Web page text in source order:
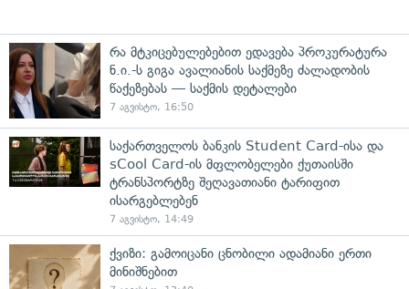
რა მტკიცებულებებით ედავება პროკურატურა
ნ.ი.-ს გიგა ავალიანის საქმეზე ძალადობის
წაქეზებას — საქმის დეტალები
7 აგვისტო, 16:50
საქართველოს ბანკის Student Card-ისა და
sCool Card-ის მფლობელები ქუთაისში
ტრანსპორტზე შეღავათიანი ტარიფით
ისარგებლებენ
7 აგვისტო, 14:49
ქვიზი: გამოიცანი ცნობილი ადამიანი ერთი
მინიშნებით